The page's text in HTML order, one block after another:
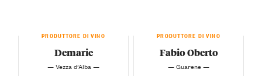
PRODUTTORE DI VINO
Demarie
— Vezza d’Alba —
PRODUTTORE DI VINO
Fabio Oberto
— Guarene —